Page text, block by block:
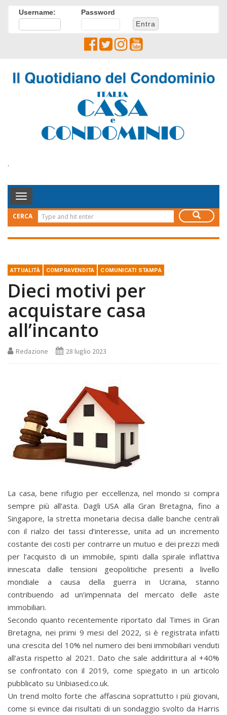
Username: Password
.
Toggle
Navigation
CERCA
ATTUALITÀ COMPRAVENDITA COMUNICATI STAMPA
Dieci motivi per
acquistare casa
all’incanto
Redazione 28 luglio 2023
La casa, bene rifugio per eccellenza, nel mondo si compra
sempre più all’asta. Dagli USA alla Gran Bretagna, fino a
Singapore, la stretta monetaria decisa dalle banche centrali
con il rialzo dei tassi d’interesse, unita ad un incremento
costante dei costi per contrarre un mutuo e dei prezzi medi
per l’acquisto di un immobile, spinti dalla spirale inflattiva
innescata dalle tensioni geopolitiche presenti a livello
mondiale a causa della guerra in Ucraina, stanno
contribuendo ad un’impennata del mercato delle aste
immobiliari.
Secondo quanto recentemente riportato dal Times in Gran
Bretagna, nei primi 9 mesi del 2022, si è registrata infatti
una crescita del 10% nel numero dei beni immobiliari venduti
all’asta rispetto al 2021. Dato che sale addirittura al +40%
se confrontato con il 2019, come spiegato in un articolo
pubblicato su Unbiased.co.uk.
Un trend molto forte che affascina soprattutto i più giovani,
come si evince dai risultati di un sondaggio svolto da Harris